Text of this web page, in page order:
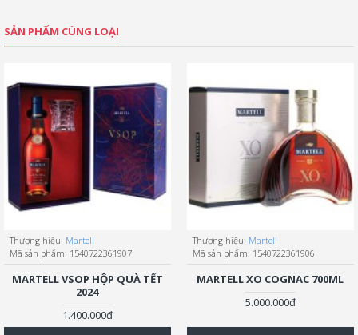
SẢN PHẨM CÙNG LOẠI
Thương hiệu: Martell
Mã sản phẩm: 1540722361907
MARTELL VSOP HỘP QUÀ TẾT
2024
1.400.000đ
Thương hiệu: Martell
Mã sản phẩm: 1540722361906
MARTELL XO COGNAC 700ML
5.000.000đ